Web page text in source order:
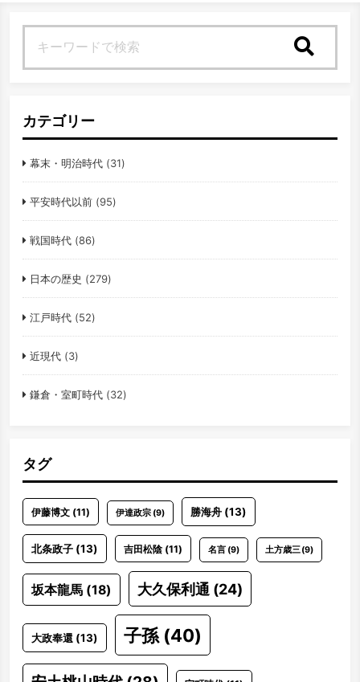
カテゴリー
幕末・明治時代(31)
平安時代以前(95)
戦国時代(86)
日本の歴史 (279)
江戸時代(52)
近現代(3)
鎌倉・室町時代(32)
タグ
伊藤博文(11) 伊達政宗(9) 勝海舟(13)
北条政子(13) 吉田松陰(11) 名言(9) 土方歳三(9)
坂本龍馬(18) 大久保利通 (24)
大政奉還(13) 子孫(40)